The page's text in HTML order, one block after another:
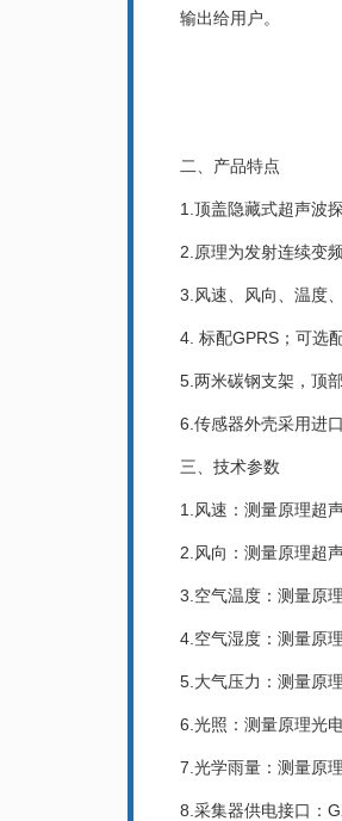
输出给用户。
二、产品特点
1.顶盖隐藏式超声波
2.原理为发射连续变
3.风速、风向、温度
4. 标配GPRS；可选
5.两米碳钢支架，顶
6.传感器外壳采用进
三、技术参数
1.风速：测量原理超
2.风向：测量原理超
3.空气温度：测量原
4.空气湿度：测量原
5.大气压力：测量原
6.光照：测量原理光
7.光学雨量：测量原
8.采集器供电接口：